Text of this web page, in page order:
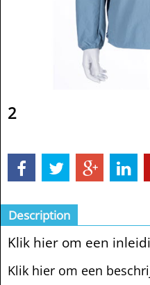
2
Description
Klik hier om een
Klik hier om een